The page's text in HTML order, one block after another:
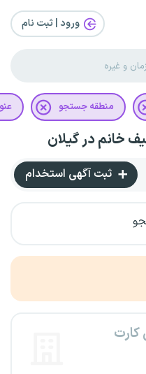
ورود | ثبت‌ نام
منطقه جستجو
خانم در گیلان
ثبت آگهی استخدام
کارت